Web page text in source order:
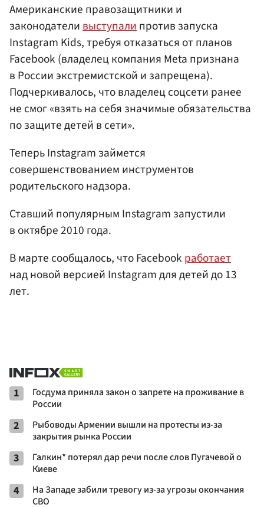
Американские правозащитники и
законодателивыступалипротив запуска
Instagram Kids, требуя отказаться от планов
Facebook (владелец компания Meta признана
в России экстремистской и запрещена).
Подчеркивалось, что владелец соцсети ранее
не смог «взять на себя значимые обязательства
по защите детей в сети».
Теперь Instagram займется
совершенствованием инструментов
родительского надзора.
Ставший популярным Instagram запустили
в октябре 2010 года.
В марте сообщалось, что Facebook работает
над новой версией Instagram для детей до 13
лет.
1
Госдума приняла закон о запрете на проживание в
России
2
Рыбоводы Армении вышли на протесты из-за
закрытия рынка России
3
Галкин* потерял дар речи после слов Пугачевой о
Киеве
4
На Западе забили тревогу из-за угрозы окончания
СВО